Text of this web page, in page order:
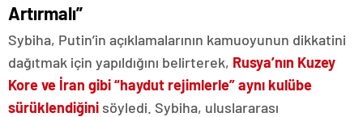
Artırmalı”
Sybiha, Putin’in açıklamalarının kamuoyunun dikkatini
dağıtmak için yapıldığını belirterek, Rusya’nın Kuzey
Kore ve İran gibi “haydut rejimlerle” aynı kulübe
sürüklendiğini söyledi. Sybiha, uluslararası